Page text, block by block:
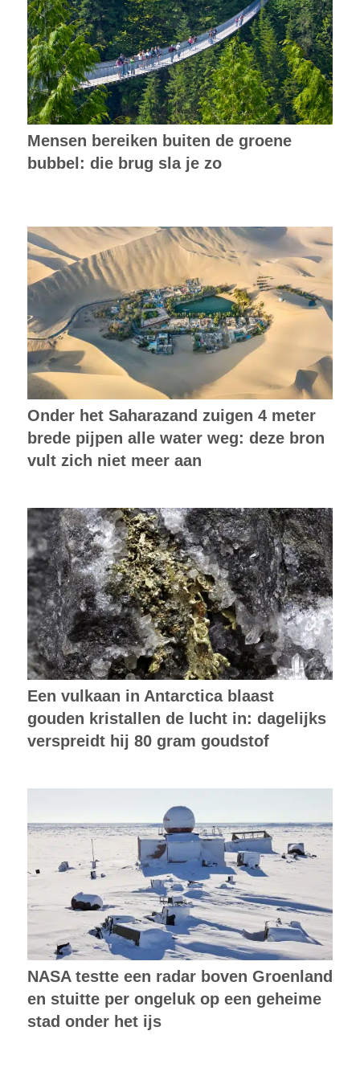
Mensen bereiken buiten de groene
bubbel: die brug sla je zo
Onder het Saharazand zuigen 4 meter
brede pijpen alle water weg: deze bron
vult zich niet meer aan
Een vulkaan in Antarctica blaast
gouden kristallen de lucht in: dagelijks
verspreidt hij 80 gram goudstof
NASA testte een radar boven Groenland
en stuitte per ongeluk op een geheime
stad onder het ijs